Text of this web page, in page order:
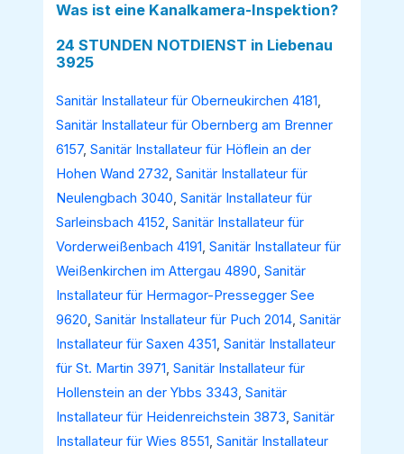
Was ist eine Kanalkamera-Inspektion?
24 STUNDEN NOTDIENST in Liebenau
3925
Sanitär Installateur für Oberneukirchen 4181,
Sanitär Installateur für Obernberg am Brenner
6157,Sanitär Installateur für Höflein an der
Hohen Wand 2732,Sanitär Installateur für
Neulengbach 3040,Sanitär Installateur für
Sarleinsbach 4152,Sanitär Installateur für
Vorderweißenbach 4191,Sanitär Installateur für
Weißenkirchen im Attergau 4890,Sanitär
Installateur für Hermagor-Pressegger See
9620,Sanitär Installateur für Puch 2014,Sanitär
Installateur für Saxen 4351,Sanitär Installateur
für St. Martin 3971,Sanitär Installateur für
Hollenstein an der Ybbs 3343,Sanitär
Installateur für Heidenreichstein 3873,Sanitär
Installateur für Wies 8551,Sanitär Installateur